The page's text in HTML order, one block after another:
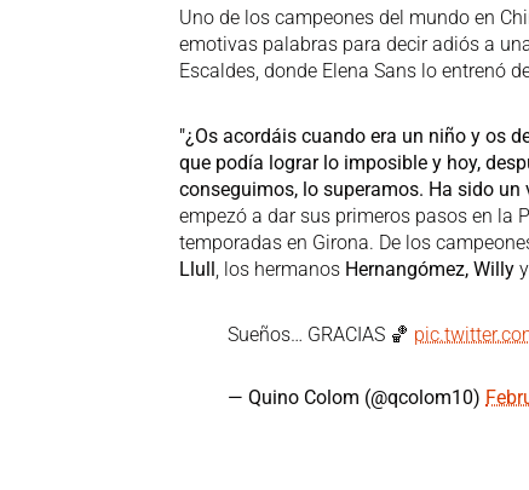
Uno de los campeones del mundo en
emotivas palabras para decir adiós a
Escaldes, donde Elena Sans lo entrenó
"¿Os acordáis cuando era un niño y os
que podía lograr lo imposible y hoy,
conseguimos, lo superamos. Ha sido un
empezó a dar sus primeros pasos en la
temporadas en Girona. De los
Llull , los hermanos Hernangómez, Willy y
Sueños… GRACIAS 🏀
— Quino Colom (@qcolom10)